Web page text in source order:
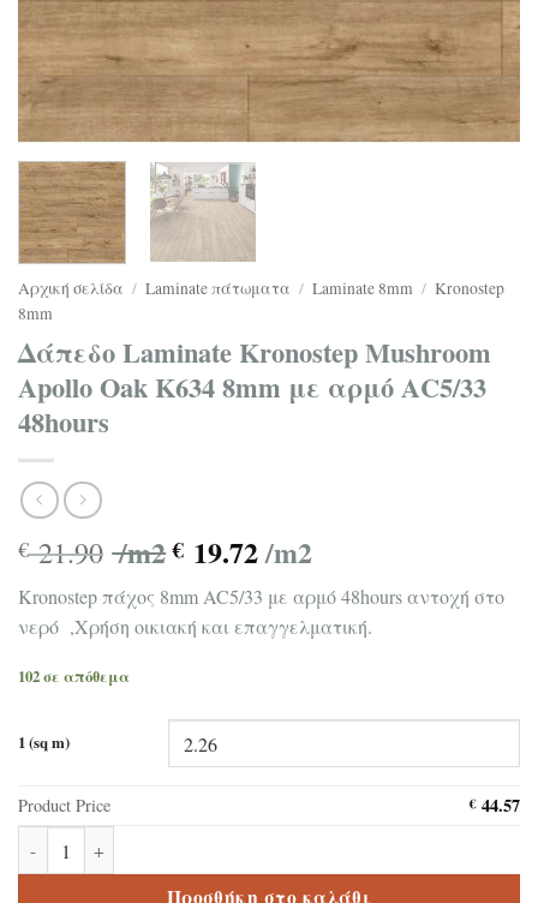
Αρχική σελίδα / Laminate πάτωματα / Laminate 8mm / Kronostep
8mm
Δάπεδο Laminate Kronostep Mushroom
Apollo Oak K634 8mm με αρμό ΑC5/33
48hours
€21.90 /m2 € 19.72/m2
Kronostep πάχος 8mm AC5/33 με αρμό 48hours αντοχή στο
νερό ,Χρήση οικιακή και επαγγελματική.
102 σε απόθεμα
1 (sq m)
Product Price €44.57
Προσθήκη στο καλάθι